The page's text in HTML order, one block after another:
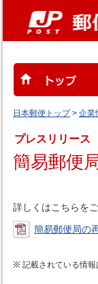
日本郵便トップ> 企業
プレスリリース
簡易郵便
詳しくはこちらを
簡易郵便局の
記載されている情